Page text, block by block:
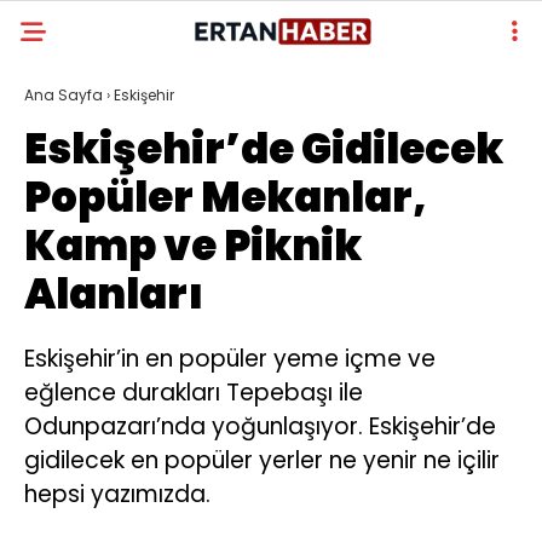
Ana Sayfa ›Eskişehir
Eskişehir’de Gidilecek
Popüler Mekanlar,
Kamp ve Piknik
Alanları
Eskişehir’in en popüler yeme içme ve
eğlence durakları Tepebaşı ile
Odunpazarı’nda yoğunlaşıyor. Eskişehir’de
gidilecek en popüler yerler ne yenir ne içilir
hepsi yazımızda.